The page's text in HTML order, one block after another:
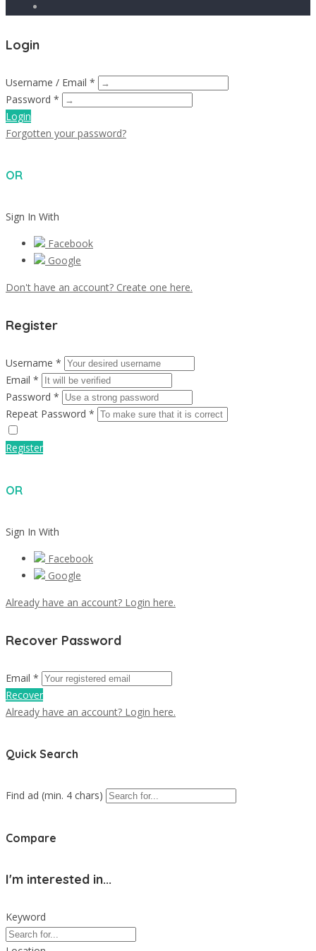
Login
Username / Email *
Password *
Login
Forgotten your password?
OR
Sign In With
Facebook
Google
Don't have an account? Create one here.
Register
Username *
Email *
Password *
Repeat Password *
Register
OR
Sign In With
Facebook
Google
Already have an account? Login here.
Recover Password
Email *
Recover
Already have an account? Login here.
Quick Search
Find ad (min. 4 chars)
Compare
I'm interested in...
Keyword